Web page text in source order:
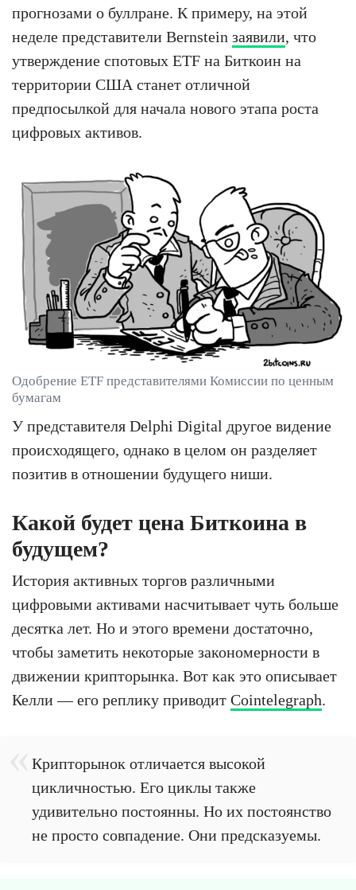
прогнозами о буллране. К примеру, на этой
неделе представители Bernstein заявили, что
утверждение спотовых ETF на Биткоин на
территории США станет отличной
предпосылкой для начала нового этапа роста
цифровых активов.
Одобрение ETF представителями Комиссии по ценным
бумагам
У представителя Delphi Digital другое видение
происходящего, однако в целом он разделяет
позитив в отношении будущего ниши.
Какой будет цена Биткоина в
будущем?
История активных торгов различными
цифровыми активами насчитывает чуть больше
десятка лет. Но и этого времени достаточно,
чтобы заметить некоторые закономерности в
движении крипторынка. Вот как это описывает
Келли — его реплику приводит Cointelegraph.
Крипторынок отличается высокой
цикличностью. Его циклы также
удивительно постоянны. Но их постоянство
не просто совпадение. Они предсказуемы.